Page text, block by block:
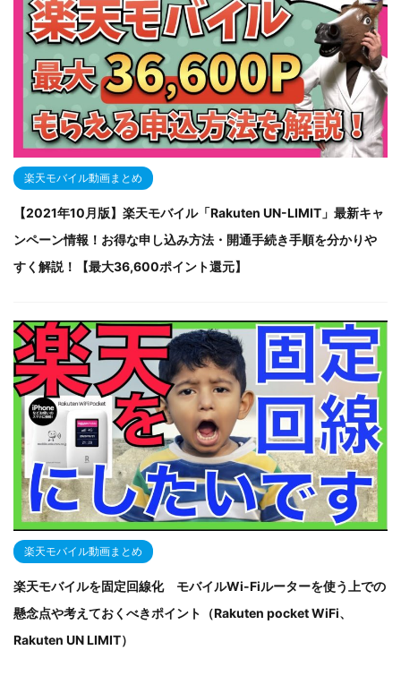
楽天モバイル動画まとめ
【2021年10月版】楽天モバイル「Rakuten UN-LIMIT」最新キャ
ンペーン情報！お得な申し込み方法・開通手続き手順を分かりや
すく解説！【最大36,600ポイント還元】
楽天モバイル動画まとめ
楽天モバイルを固定回線化 モバイルWi-Fiルーターを使う上での
懸念点や考えておくべきポイント（Rakuten pocket WiFi、
Rakuten UN LIMIT）